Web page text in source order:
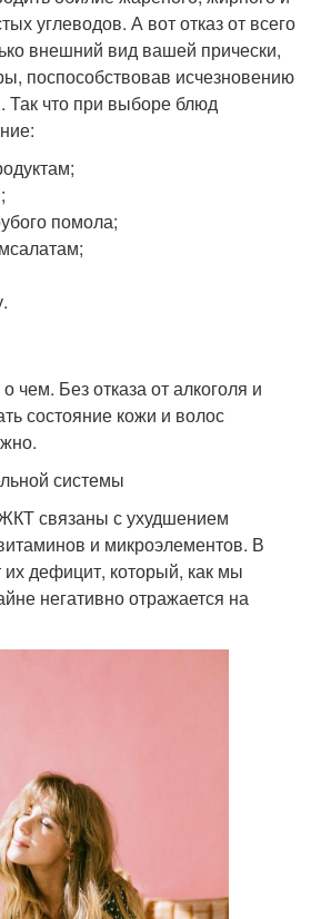
углеводов. А вот отказ от всего
внешний вид вашей прически,
поспособствовав исчезновению
Так что при выборе блюд
помола;
салатам;
чем. Без отказа от алкоголя и
состояние кожи и волос
системы
связаны с ухудшением
и микроэлементов. В
их дефицит, который, как мы
негативно отражается на